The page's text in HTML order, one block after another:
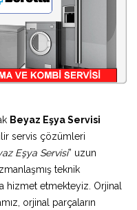
Beyaz Eşya Servisi
servis çözümleri
Eşya Servisi” uzun
teknik
hizmet etmekteyiz. Orjinal
orjinal parçaların